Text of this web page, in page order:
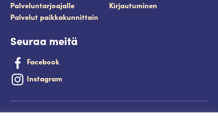
Palveluntarjoajalle
Kirjautuminen
Palvelut paikkakunnittain
Seuraa meitä
Facebook
Instagram